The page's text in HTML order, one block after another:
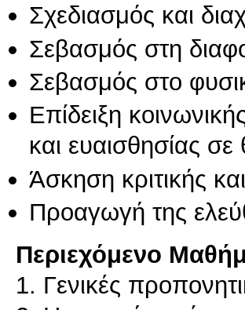
Σχεδιασμός και
Σεβασμός στη
Σεβασμός στο
Επίδειξη
και ευαισθησίας
Άσκηση κριτικής
Προαγωγή της
Περιεχόμενο
1. Γενικές